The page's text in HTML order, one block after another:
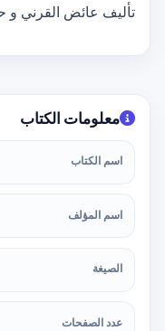
تأليف عائض القرني و
معلومات الكتاب
اسم الكتاب
اسم المؤلف
الصيغة
عدد الصفحات